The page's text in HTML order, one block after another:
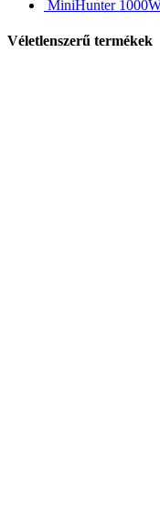
MiniHunter
Véletlenszerű termékek